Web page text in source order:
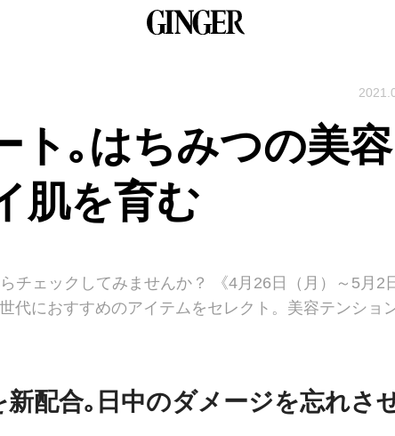
ト｡はちみつの美容
肌を育む
チェックしてみませんか？ 《4月26日（月）～5月2
代におすすめのアイテムをセレクト。美容テンショ
配合｡日中のダメージを忘れさ